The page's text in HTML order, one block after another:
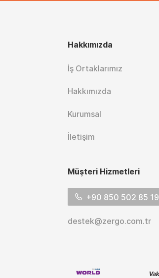
Hakkımızda
İş Ortaklarımız
Hakkımızda
Kurumsal
İletişim
Müşteri Hizmetleri
+90 850 502 85 19
destek@zergo.com.tr